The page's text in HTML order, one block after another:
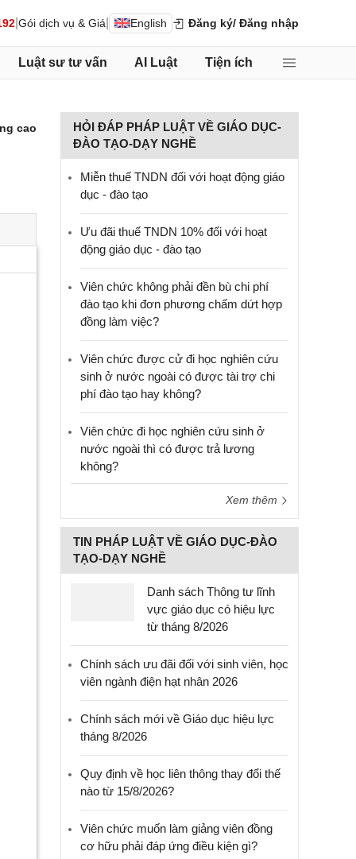
Gói dịch vụ & Giá English Đăng ký/ Đăng nhập
Luật sư tư vấn AI Luật Tiện ích
cao
HỎI ĐÁP PHÁP LUẬT VỀ GIÁO DỤC-
ĐÀO TẠO-DẠY NGHỀ
Miễn thuế TNDN đối với hoạt động giáo
dục - đào tạo
Ưu đãi thuế TNDN 10% đối với hoạt
động giáo dục - đào tạo
Viên chức không phải đền bù chi phí
đào tạo khi đơn phương chấm dứt hợp
đồng làm việc?
Viên chức được cử đi học nghiên cứu
sinh ở nước ngoài có được tài trợ chi
phí đào tạo hay không?
Viên chức đi học nghiên cứu sinh ở
nước ngoài thì có được trả lương
không?
Xem thêm
TIN PHÁP LUẬT VỀ GIÁO DỤC-ĐÀO
TẠO-DẠY NGHỀ
Danh sách Thông tư lĩnh
vực giáo dục có hiệu lực
từ tháng 8/2026
Chính sách ưu đãi đối với sinh viên, học
viên ngành điện hạt nhân 2026
Chính sách mới về Giáo dục hiệu lực
tháng 8/2026
Quy định về học liên thông thay đổi thế
nào từ 15/8/2026?
Viên chức muốn làm giảng viên đồng
cơ hữu phải đáp ứng điều kiện gì?